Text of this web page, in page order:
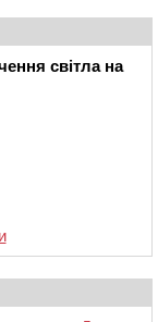
світла на